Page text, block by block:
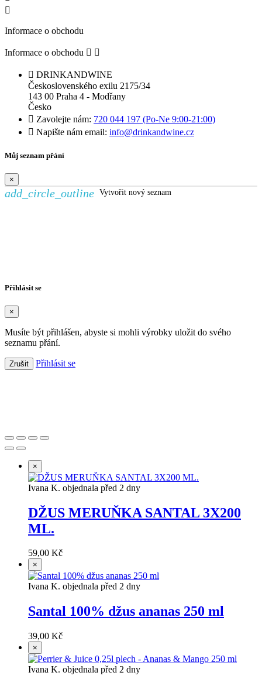

Informace o obchodu
Informace o obchodu  
 DRINKANDWINE
Československého exilu 2175/34
143 00 Praha 4 - Modřany
Česko
 Zavolejte nám: 720 044 197 (Po-Ne 9:00-21:00)
 Napište nám email: info@drinkandwine.cz
Můj seznam přání
×
add_circle_outline Vytvořit nový seznam
Přihlásit se
×
Musíte být přihlášen, abyste si mohli výrobky uložit do svého
seznamu přání.
Zrušit Přihlásit se
×
Ivana K. objednala před 2 dny
DŽUS MERUŇKA SANTAL 3X200
ML.
59,00 Kč
×
Ivana K. objednala před 2 dny
Santal 100% džus ananas 250 ml
39,00 Kč
×
Ivana K. objednala před 2 dny